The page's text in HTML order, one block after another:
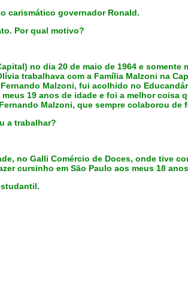
carismático governador Ronald.
Por qual motivo?
no dia 20 de maio de 1964 e
trabalhava com a Família Malzoni na
Malzoni, fui acolhido no
19 anos de idade e foi a melhor
Malzoni, que sempre colaborou
a trabalhar?
no Galli Comércio de Doces, onde tive
cursinho em São Paulo aos meus 18